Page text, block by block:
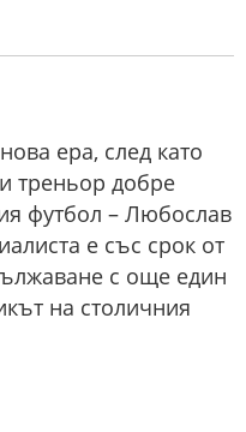
ера, след като
треньор добре
футбол – Любослав
е със срок от
с още един
на столичния